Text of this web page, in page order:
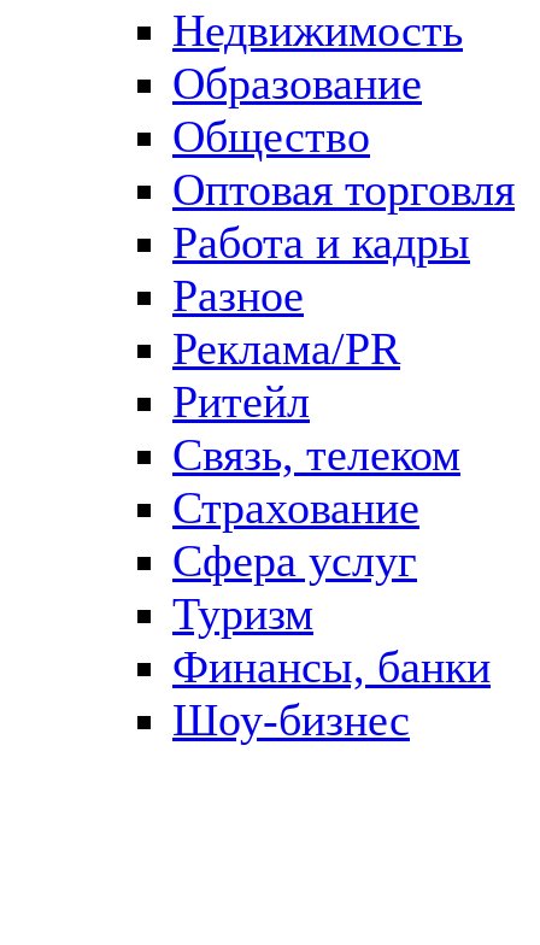
Недвижимость
Образование
Общество
Оптовая торговля
Работа и кадры
Разное
Реклама/PR
Ритейл
Связь, телеком
Страхование
Сфера услуг
Туризм
Финансы, банки
Шоу-бизнес